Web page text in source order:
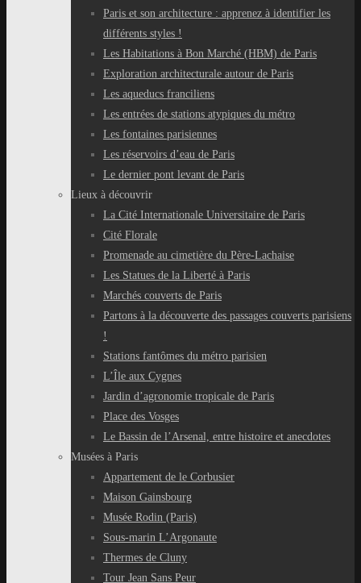
Paris et son architecture : apprenez à identifier les
différents styles !
Les Habitations à Bon Marché (HBM) de Paris
Exploration architecturale autour de Paris
Les aqueducs franciliens
Les entrées de stations atypiques du métro
Les fontaines parisiennes
Les réservoirs d’eau de Paris
Le dernier pont levant de Paris
Lieux à découvrir
La Cité Internationale Universitaire de Paris
Cité Florale
Promenade au cimetière du Père-Lachaise
Les Statues de la Liberté à Paris
Marchés couverts de Paris
Partons à la découverte des passages couverts parisiens
!
Stations fantômes du métro parisien
L’Île aux Cygnes
Jardin d’agronomie tropicale de Paris
Place des Vosges
Le Bassin de l’Arsenal, entre histoire et anecdotes
Musées à Paris
Appartement de le Corbusier
Maison Gainsbourg
Musée Rodin (Paris)
Sous-marin L’Argonaute
Thermes de Cluny
Tour Jean Sans Peur